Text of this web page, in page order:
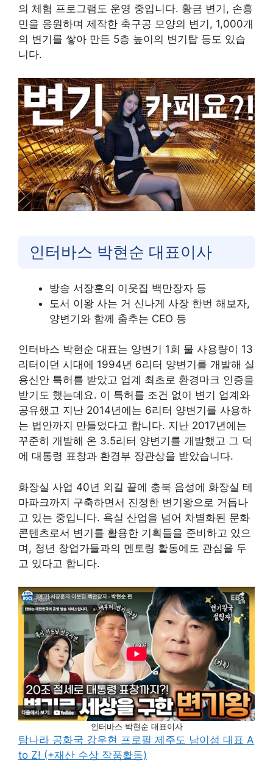
의 체험 프로그램도 운영 중입니다. 황금 변기, 손흥
민을 응원하며 제작한 축구공 모양의 변기, 1,000개
의 변기를 쌓아 만든 5층 높이의 변기탑 등도 있습
니다.
인터바스 박현순 대표이사
방송 서장훈의 이웃집 백만장자 등
도서 이왕 사는 거 신나게 사장 한번 해보자,
양변기와 함께 춤추는 CEO 등
인터바스 박현순 대표는 양변기 1회 물 사용량이 13
리터이던 시대에 1994년 6리터 양변기를 개발해 실
용신안 특허를 받았고 업계 최초로 환경마크 인증을
받기도 했는데요. 이 특허를 조건 없이 변기 업계와
공유했고 지난 2014년에는 6리터 양변기를 사용하
는 법안까지 만들었다고 합니다. 지난 2017년에는
꾸준히 개발해 온 3.5리터 양변기를 개발했고 그 덕
에 대통령 표창과 환경부 장관상을 받았습니다.
화장실 사업 40년 외길 끝에 충북 음성에 화장실 테
마파크까지 구축하면서 진정한 변기왕으로 거듭나
고 있는 중입니다. 욕실 산업을 넘어 차별화된 문화
콘텐츠로서 변기를 활용한 기획들을 준비하고 있으
며, 청년 창업가들과의 멘토링 활동에도 관심을 두
고 있다고 합니다.
인터바스 박현순 대표이사
탐나라 공화국 강우현 프로필 제주도 남이섬 대표 A
to Z! (+재산 수상 작품활동)